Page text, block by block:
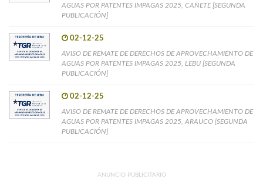
AGUAS POR PATENTES IMPAGAS 2025, CAÑETE [SEGUNDA
PUBLICACIÓN]
02-12-25
AVISO DE REMATE DE DERECHOS DE APROVECHAMIENTO DE
AGUAS POR PATENTES IMPAGAS 2025, LEBU [SEGUNDA
PUBLICACIÓN]
02-12-25
AVISO DE REMATE DE DERECHOS DE APROVECHAMIENTO DE
AGUAS POR PATENTES IMPAGAS 2025, ARAUCO [SEGUNDA
PUBLICACIÓN]
ANUNCIO PUBLICITARIO